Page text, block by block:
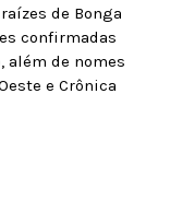
de Bonga
confirmadas
além de nomes
e Crônica